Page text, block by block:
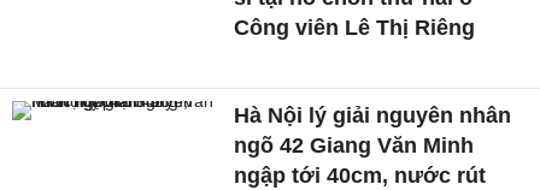
Công viên Lê Thị Riêng
Hà Nội lý giải nguyên nhân
ngõ 42 Giang Văn Minh
ngập tới 40cm, nước rút